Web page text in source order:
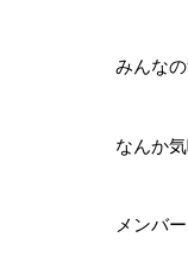
みんな
なんか
メンバ